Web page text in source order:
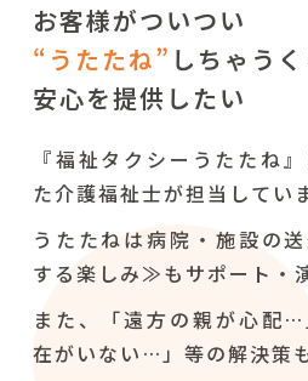
お客様がついつい
“うたたね” しちゃう
安心を提供したい
『福祉タクシーうたたね
た介護福祉士が担当してい
うたたねは病院・施設の
する楽しみ≫もサポート・
また、「遠方の親が心配
在がいない…」等の解決策